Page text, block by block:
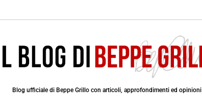
Blog ufficiale di Beppe Grillo con articoli, approfondimenti ed opinioni